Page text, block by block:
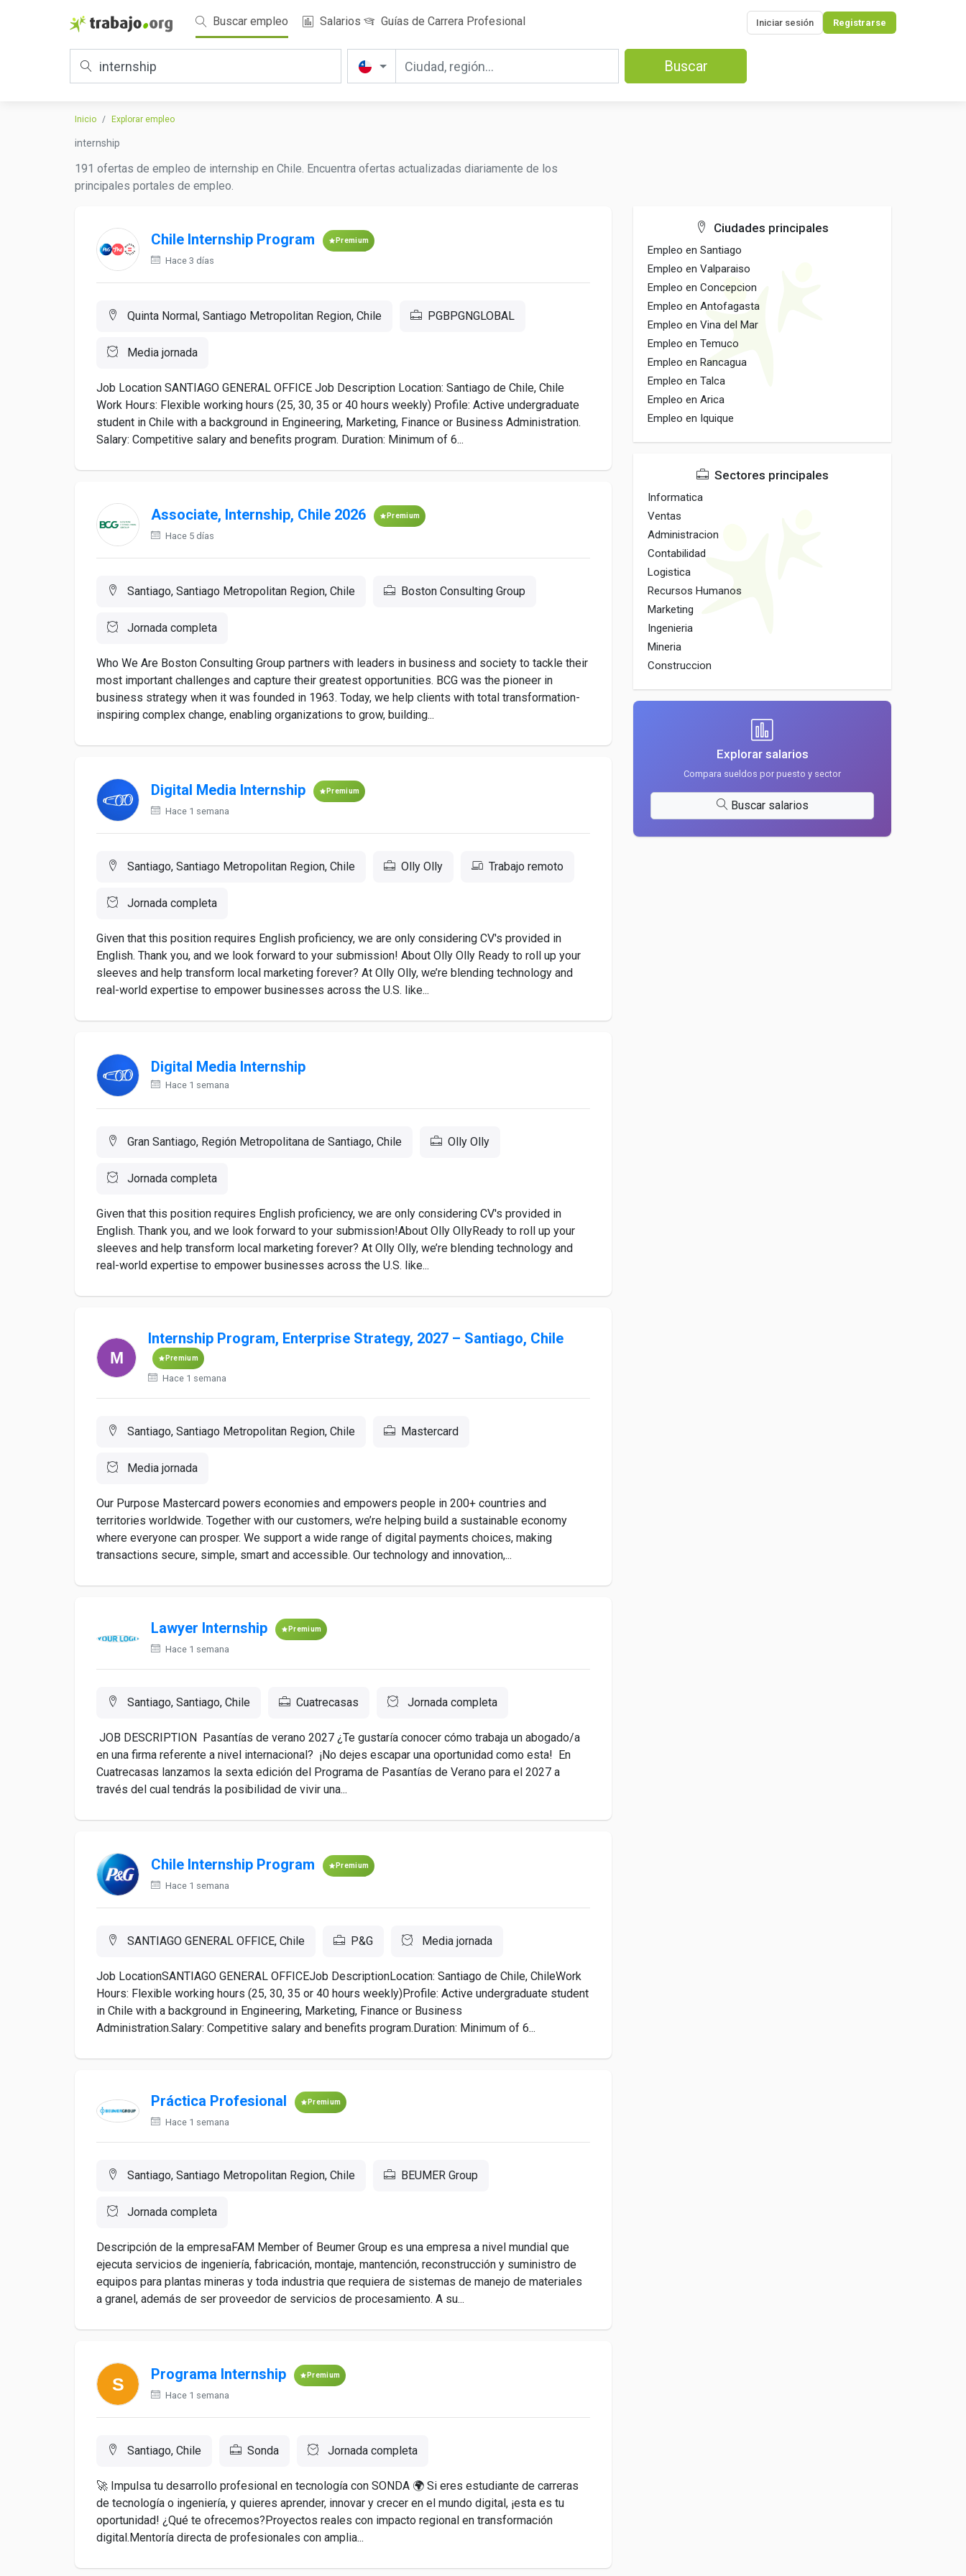
Buscar empleo Salarios Guías de Carrera Profesional Iniciar sesión Registrarse
Buscar
Inicio Explorar empleo
internship
191 ofertas de empleo de internship en Chile. Encuentra ofertas actualizadas diariamente de los
principales portales de empleo.
Chile Internship Program Premium
Hace 3 días
Quinta Normal, Santiago Metropolitan Region, Chile PGBPGNGLOBAL
Media jornada
Job Location SANTIAGO GENERAL OFFICE Job Description Location: Santiago de Chile, Chile
Work Hours: Flexible working hours (25, 30, 35 or 40 hours weekly) Profile: Active undergraduate
student in Chile with a background in Engineering, Marketing, Finance or Business Administration.
Salary: Competitive salary and benefits program. Duration: Minimum of 6...
Associate, Internship, Chile 2026 Premium
Hace 5 días
Santiago, Santiago Metropolitan Region, Chile Boston Consulting Group
Jornada completa
Who We Are Boston Consulting Group partners with leaders in business and society to tackle their
most important challenges and capture their greatest opportunities. BCG was the pioneer in
business strategy when it was founded in 1963. Today, we help clients with total transformation-
inspiring complex change, enabling organizations to grow, building...
Digital Media Internship Premium
Hace 1 semana
Santiago, Santiago Metropolitan Region, Chile Olly Olly Trabajo remoto
Jornada completa
Given that this position requires English proficiency, we are only considering CV's provided in
English. Thank you, and we look forward to your submission! About Olly Olly Ready to roll up your
sleeves and help transform local marketing forever? At Olly Olly, we’re blending technology and
real-world expertise to empower businesses across the U.S. like...
Digital Media Internship
Hace 1 semana
Gran Santiago, Región Metropolitana de Santiago, Chile Olly Olly
Jornada completa
Given that this position requires English proficiency, we are only considering CV's provided in
English. Thank you, and we look forward to your submission!About Olly OllyReady to roll up your
sleeves and help transform local marketing forever? At Olly Olly, we’re blending technology and
real-world expertise to empower businesses across the U.S. like...
Internship Program, Enterprise Strategy, 2027 – Santiago, Chile
Premium
Hace 1 semana
Santiago, Santiago Metropolitan Region, Chile Mastercard
Media jornada
Our Purpose Mastercard powers economies and empowers people in 200+ countries and
territories worldwide. Together with our customers, we’re helping build a sustainable economy
where everyone can prosper. We support a wide range of digital payments choices, making
transactions secure, simple, smart and accessible. Our technology and innovation,...
Lawyer Internship Premium
Hace 1 semana
Santiago, Santiago, Chile Cuatrecasas Jornada completa
JOB DESCRIPTION Pasantías de verano 2027 ¿Te gustaría conocer cómo trabaja un abogado/a
en una firma referente a nivel internacional? ¡No dejes escapar una oportunidad como esta! En
Cuatrecasas lanzamos la sexta edición del Programa de Pasantías de Verano para el 2027 a
través del cual tendrás la posibilidad de vivir una...
Chile Internship Program Premium
Hace 1 semana
SANTIAGO GENERAL OFFICE, Chile P&G Media jornada
Job LocationSANTIAGO GENERAL OFFICEJob DescriptionLocation: Santiago de Chile, ChileWork
Hours: Flexible working hours (25, 30, 35 or 40 hours weekly)Profile: Active undergraduate student
in Chile with a background in Engineering, Marketing, Finance or Business
Administration.Salary: Competitive salary and benefits program.Duration: Minimum of 6...
Práctica Profesional Premium
Hace 1 semana
Santiago, Santiago Metropolitan Region, Chile BEUMER Group
Jornada completa
Descripción de la empresaFAM Member of Beumer Group es una empresa a nivel mundial que
ejecuta servicios de ingeniería, fabricación, montaje, mantención, reconstrucción y suministro de
equipos para plantas mineras y toda industria que requiera de sistemas de manejo de materiales
a granel, además de ser proveedor de servicios de procesamiento. A su...
Programa Internship Premium
Hace 1 semana
Santiago, Chile Sonda Jornada completa
🚀 Impulsa tu desarrollo profesional en tecnología con SONDA 🌍 Si eres estudiante de carreras
de tecnología o ingeniería, y quieres aprender, innovar y crecer en el mundo digital, ¡esta es tu
oportunidad! ¿Qué te ofrecemos?Proyectos reales con impacto regional en transformación
digital.Mentoría directa de profesionales con amplia...
Ciudades principales
Empleo en Santiago
Empleo en Valparaiso
Empleo en Concepcion
Empleo en Antofagasta
Empleo en Vina del Mar
Empleo en Temuco
Empleo en Rancagua
Empleo en Talca
Empleo en Arica
Empleo en Iquique
Sectores principales
Informatica
Ventas
Administracion
Contabilidad
Logistica
Recursos Humanos
Marketing
Ingenieria
Mineria
Construccion
Explorar salarios
Compara sueldos por puesto y sector
Buscar salarios